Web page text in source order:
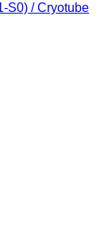
S0) / Cryotube